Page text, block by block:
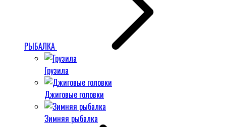
РЫБАЛКА
Грузила
Джиговые головки
Зимняя рыбалка